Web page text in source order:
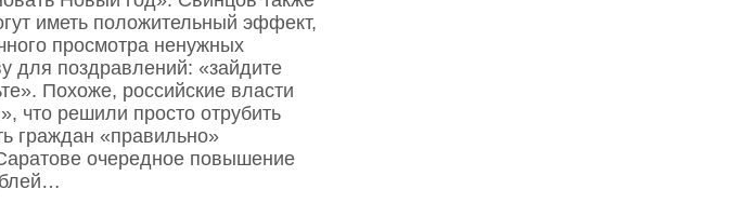
иметь положительный эффект,
просмотра ненужных
для поздравлений: «зайдите
Похоже, российские власти
что решили просто отрубить
граждан «правильно»
очередное повышение